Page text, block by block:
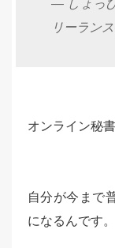
— しょっ
リーラン
オンライン秘書
自分が今まで
になるんです。